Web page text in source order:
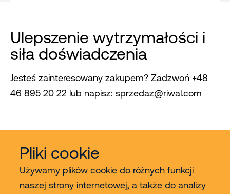
Pliki cookie
Używamy plików cookie do różnych funkcji
naszej strony internetowej, a także do analizy
Ulepszenie wytrzymałości i
siła doświadczenia
Jesteś zainteresowany zakupem? Zadzwoń +48
46 895 20 22 lub napisz: sprzedaz@riwal.com